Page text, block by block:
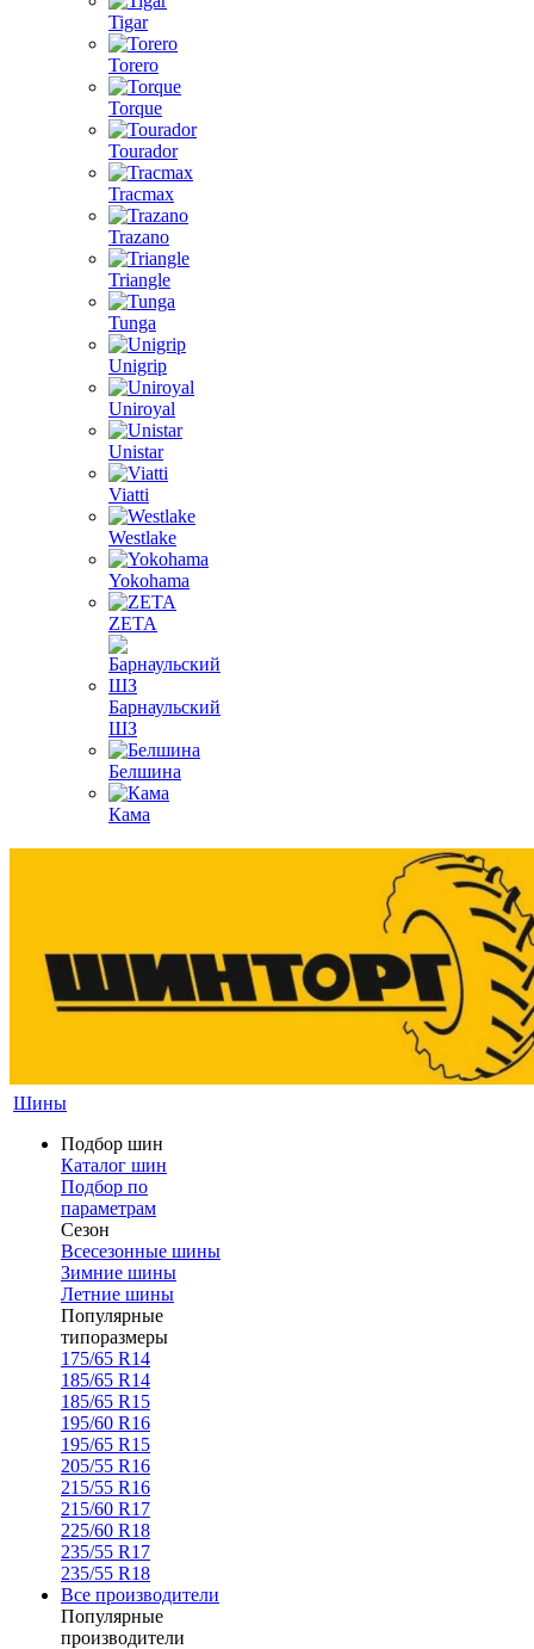
Tigar
Torero
Torque
Tourador
Tracmax
Trazano
Triangle
Tunga
Unigrip
Uniroyal
Unistar
Viatti
Westlake
Yokohama
ZETA
Барнаульский
ШЗ
Белшина
Кама
Шины
Подбор шин
Каталог шин
Подбор по
параметрам
Сезон
Всесезонные шины
Зимние шины
Летние шины
Популярные
типоразмеры
175/65 R14
185/65 R14
185/65 R15
195/60 R16
195/65 R15
205/55 R16
215/55 R16
215/60 R17
225/60 R18
235/55 R17
235/55 R18
Все производители
Популярные
производители